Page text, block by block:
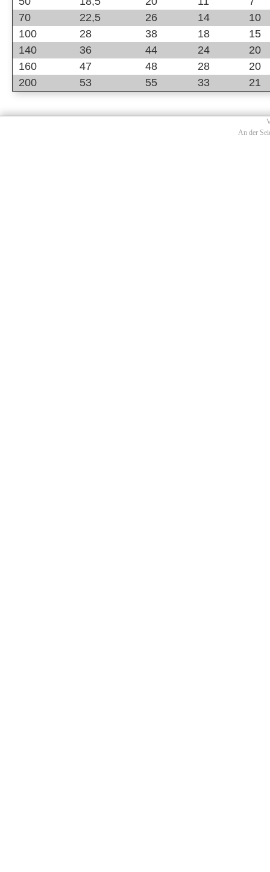
70
22,5 26 14
10
100
28 38 18
15
140
36 44 24
20
160
47 48 28
20
200
53 55 33 21
An der